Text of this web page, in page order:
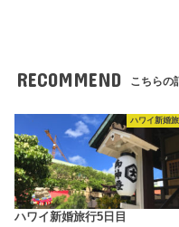
RECOMMEND こちらの
ハワイ新婚
ハワイ新婚旅行5日目